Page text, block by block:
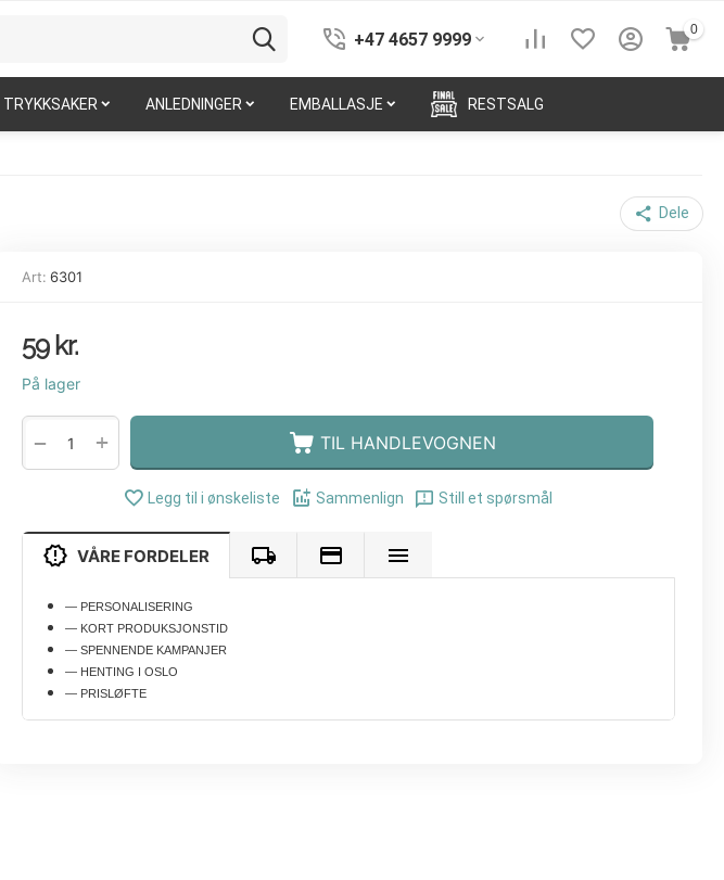
+47 4657 9999 0
TRYKKSAKER ANLEDNINGER EMBALLASJE RESTSALG
Dele
Art: 6301
59 kr.
På lager
+
− TIL HANDLEVOGNEN
Legg til i ønskeliste Sammenlign Still et spørsmål
VÅRE FORDELER
— PERSONALISERING
— KORT PRODUKSJONSTID
— SPENNENDE KAMPANJER
— HENTING I OSLO
— PRISLØFTE